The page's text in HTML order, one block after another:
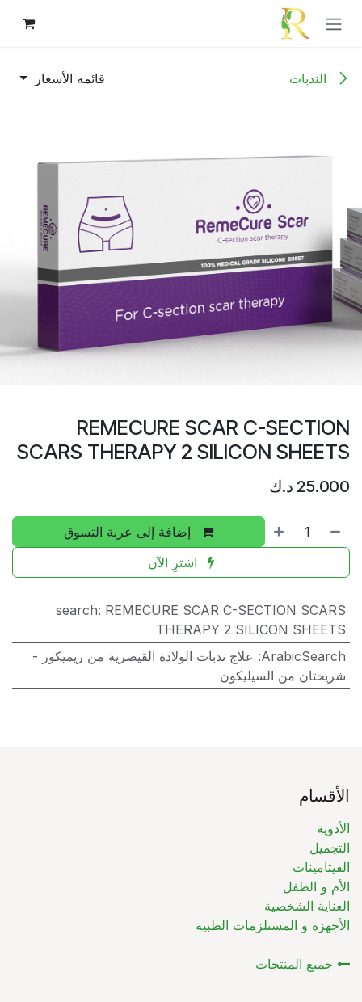
تخطي للذهاب إلى المحتوى
الندبات قائمه الأسعار
REMECURE SCAR C-SECTION
SCARS THERAPY 2 SILICON SHEETS
25.000 د.ك
إضافة إلى عربة التسوق
اشترِ الآن
search: REMECURE SCAR C-SECTION SCARS
THERAPY 2 SILICON SHEETS
ArabicSearch
: علاج ندبات الولادة القيصرية من ريميكور -
شريحتان من السيليكون
الأقسام
الأدوية
التجميل
الفيتامينات
الأم و الطفل
العناية الشخصية
الأجهزة و المستلزمات الطبية
جميع المنتجات